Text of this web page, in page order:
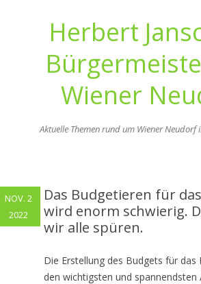
Herbert
Wiener
Aktuelle Themen rund um Wiener
Das Budgetieren für
wird enorm schwierig.
wir alle spüren.
Die Erstellung des Budgets für
den wichtigsten und spannendsten
NOV. 2
2022